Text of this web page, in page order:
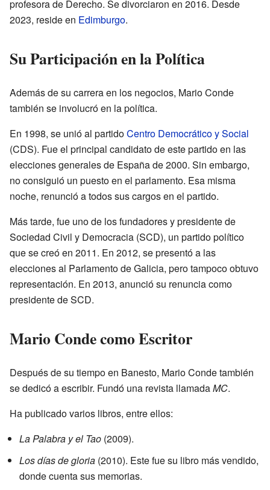
profesora de Derecho. Se divorciaron en 2016. Desde
2023, reside en Edimburgo.
Su Participación en la Política
Además de su carrera en los negocios, Mario Conde
también se involucró en la política.
En 1998, se unió al partidoCentro Democrático y Social
(CDS). Fue el principal candidato de este partido en las
elecciones generales de España de 2000. Sin embargo,
no consiguió un puesto en el parlamento. Esa misma
noche, renunció a todos sus cargos en el partido.
Más tarde, fue uno de los fundadores y presidente de
Sociedad Civil y Democracia (SCD), un partido político
que se creó en 2011. En 2012, se presentó a las
elecciones al Parlamento de Galicia, pero tampoco obtuvo
representación. En 2013, anunció su renuncia como
presidente de SCD.
Mario Conde como Escritor
Después de su tiempo en Banesto, Mario Conde también
se dedicó a escribir. Fundó una revista llamadaMC.
Ha publicado varios libros, entre ellos:
La Palabra y el Tao (2009).
Los días de gloria (2010). Este fue su libro más vendido,
donde cuenta sus memorias.